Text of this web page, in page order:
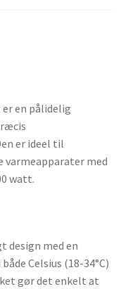
en pålidelig
er ideel til
varmeapparater med
watt.
design med en
Celsius (18-34°C)
gør det enkelt at